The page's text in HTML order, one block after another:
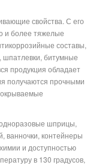
свойства. С его
и более тяжелые
составы,
шпатлевки, битумные
продукция обладает
получаются прочными
шприцы,
ванночки, контейнеры
и доступностью
в 130 градусов,